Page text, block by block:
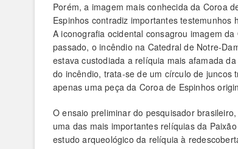
Porém, a imagem mais conhecida da Coroa
Espinhos contradiz importantes
A iconografia ocidental consagrou imagem
passado, o incêndio na Catedral de Notre-
estava custodiada a relíquia mais afamada
do incêndio, trata-se de um círculo de juncos
apenas uma peça da Coroa de Espinhos
O ensaio preliminar do pesquisador
uma das mais importantes relíquias da
estudo arqueológico da relíquia à